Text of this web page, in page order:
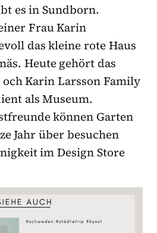
es in Sundborn.
Frau Karin
das kleine rote Haus
Heute gehört das
Karin Larsson Family
als Museum.
können Garten
Jahr über besuchen
im Design Store